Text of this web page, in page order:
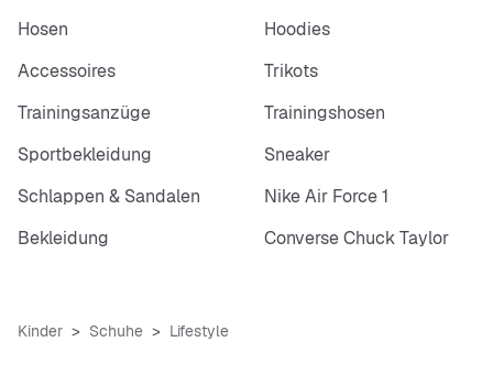
Hosen
Hoodies
Accessoires
Trikots
Trainingsanzüge
Trainingshosen
Sportbekleidung
Sneaker
Schlappen & Sandalen
Nike Air Force 1
Bekleidung
Converse Chuck Taylor
Kinder Schuhe Lifestyle